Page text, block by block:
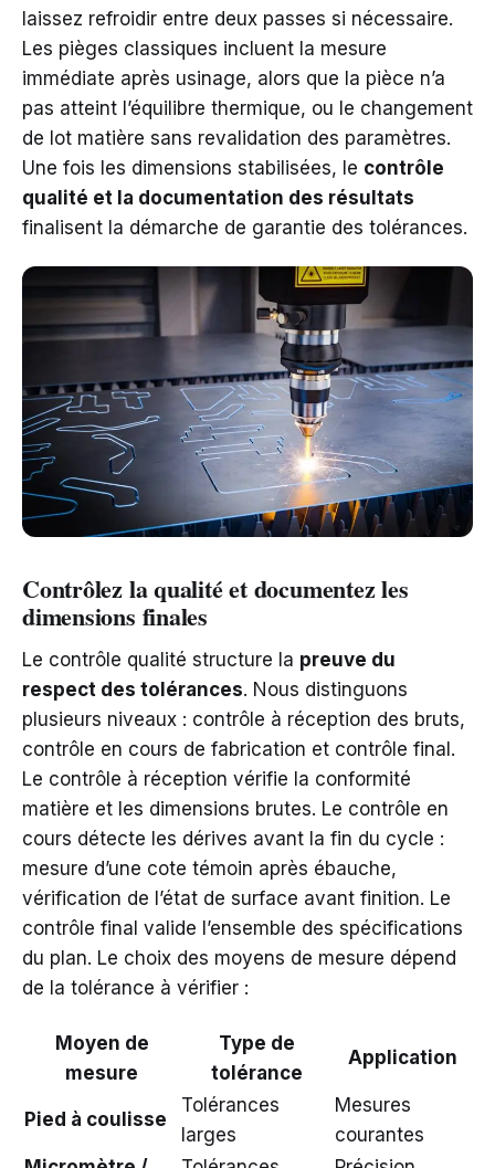
laissez refroidir entre deux passes si nécessaire.
Les pièges classiques incluent la mesure
immédiate après usinage, alors que la pièce n’a
pas atteint l’équilibre thermique, ou le changement
de lot matière sans revalidation des paramètres.
Une fois les dimensions stabilisées, le contrôle
qualité et la documentation des résultats
finalisent la démarche de garantie des tolérances.
Contrôlez la qualité et documentez les
dimensions finales
Le contrôle qualité structure la preuve du
respect des tolérances. Nous distinguons
plusieurs niveaux : contrôle à réception des bruts,
contrôle en cours de fabrication et contrôle final.
Le contrôle à réception vérifie la conformité
matière et les dimensions brutes. Le contrôle en
cours détecte les dérives avant la fin du cycle :
mesure d’une cote témoin après ébauche,
vérification de l’état de surface avant finition. Le
contrôle final valide l’ensemble des spécifications
du plan. Le choix des moyens de mesure dépend
de la tolérance à vérifier :
Moyen de
mesure
Type de
tolérance
Application
Pied à coulisse
Tolérances
larges
Mesures
courantes